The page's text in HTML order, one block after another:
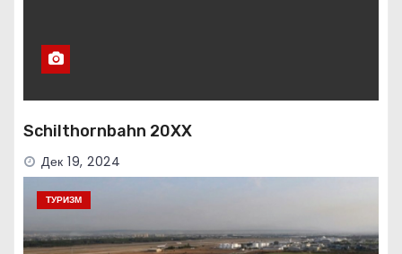
Schilthornbahn 20XX
Дек 19, 2024
ТУРИЗМ